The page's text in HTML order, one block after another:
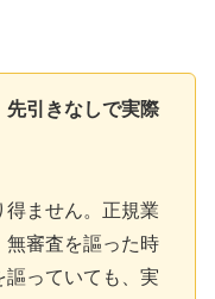
先引きなしで実際
得ません。正規業
無審査を謳った時
謳っていても、実